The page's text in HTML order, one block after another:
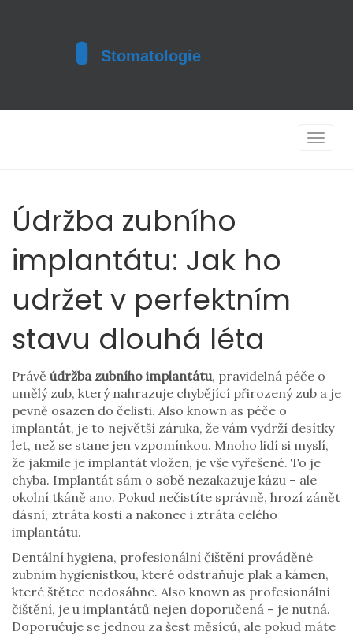
Toggle
Údržba zubního
implantátu: Jak ho
udržet v perfektním
stavu dlouhá léta
Právě údržba zubního implantátu, pravidelná péče o
umělý zub, který nahrazuje chybějící přirozený zub a je
pevně osazen do čelisti. Also known as péče o
implantát, je to největší záruka, že vám vydrží desítky
let, než se stane jen vzpomínkou. Mnoho lidí si myslí,
že jakmile je implantát vložen, je vše vyřešené. To je
chyba. Implantát sám o sobě nezakazuje kázu – ale
okolní tkáně ano. Pokud nečistíte správně, hrozí zánět
dásní, ztráta kosti a nakonec i ztráta celého
implantátu.
Dentální hygiena, profesionální čištění prováděné
zubním hygienistkou, které odstraňuje plak a kámen,
které štětec nedosáhne. Also known as profesionální
čištění, je u implantátů nejen doporučená – je nutná.
Doporučuje se jednou za šest měsíců, ale pokud máte